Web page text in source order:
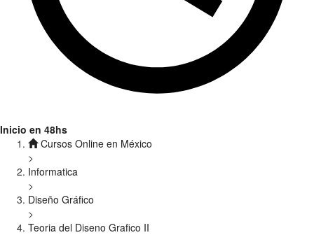
Inicio en 48hs
Cursos Online en México
>
Informatica
>
Diseño Gráfico
>
Teoria del Diseno Grafico II